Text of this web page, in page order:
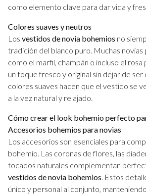
como elemento clave para dar vida y
Colores suaves y neutros
Los vestidos de novia bohemios no
tradición del blanco puro. Muchas
como el marfil, champán o incluso el rosa
un toque fresco y original sin dejar de ser
colores suaves hacen que el vestido se
a la vez natural y relajado.
Cómo crear el look bohemio perfecto
Accesorios bohemios para novias
Los accesorios son esenciales para
bohemio. Las coronas de flores, las
tocados naturales complementan
vestidos de novia bohemios. Estos
único y personal al conjunto,